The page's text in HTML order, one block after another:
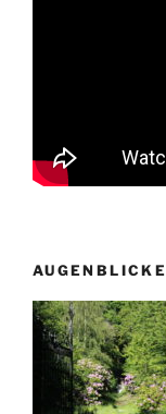
AUGENBLICKE